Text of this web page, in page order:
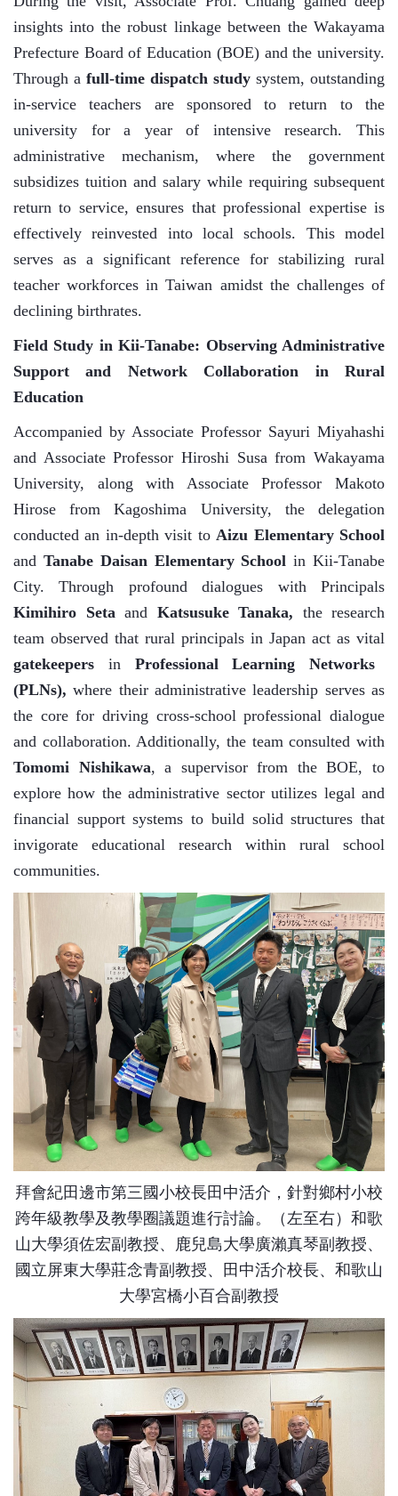
insights into the robust linkage between the Wakayama
Prefecture Board of Education (BOE) and the university.
Through a full-time dispatch study system, outstanding
in-service teachers are sponsored to return to the
university for a year of intensive research. This
administrative mechanism, where the government
subsidizes tuition and salary while requiring subsequent
return to service, ensures that professional expertise is
effectively reinvested into local schools. This model
serves as a significant reference for stabilizing rural
teacher workforces in Taiwan amidst the challenges of
declining birthrates.
Field Study in Kii-Tanabe: Observing Administrative
Support and Network Collaboration in Rural
Education
Accompanied by Associate Professor Sayuri Miyahashi
and Associate Professor Hiroshi Susa from Wakayama
University, along with Associate Professor Makoto
Hirose from Kagoshima University, the delegation
conducted an in-depth visit to Aizu Elementary School
and Tanabe Daisan Elementary School in Kii-Tanabe
City. Through profound dialogues with Principals
Kimihiro Seta and Katsusuke Tanaka, the research
team observed that rural principals in Japan act as vital
gatekeepers
in
Professional Learning Networks
(PLNs), where their administrative leadership serves as
the core for driving cross-school professional dialogue
and collaboration. Additionally, the team consulted with
Tomomi Nishikawa, a supervisor from the BOE, to
explore how the administrative sector utilizes legal and
financial support systems to build solid structures that
invigorate educational research within rural school
communities.
拜會紀田邊市第三國小校長田中活介，針對鄉村小校
跨年級教學及教學圈議題進行討論。（左至右）和歌
山大學須佐宏副教授、鹿兒島大學廣瀨真琴副教授、
國立屏東大學莊念青副教授、田中活介校長、和歌山
大學宮橋小百合副教授